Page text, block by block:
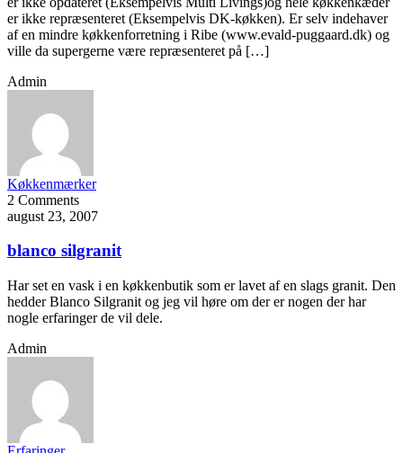
er ikke repræsenteret (Eksempelvis DK-køkken). Er selv indehaver
af en mindre køkkenforretning i Ribe (www.evald-puggaard.dk) og
ville da supergerne være repræsenteret på […]
Admin
Køkkenmærker
2 Comments
august 23, 2007
blanco silgranit
Har set en vask i en køkkenbutik som er lavet af en slags granit. Den
hedder Blanco Silgranit og jeg vil høre om der er nogen der har
nogle erfaringer de vil dele.
Admin